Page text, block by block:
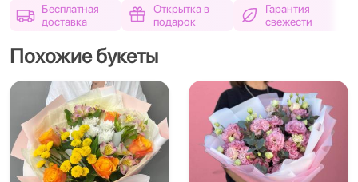
Бесплатная
доставка
Открытка в
подарок
Гарантия
свежести
Похожие букеты